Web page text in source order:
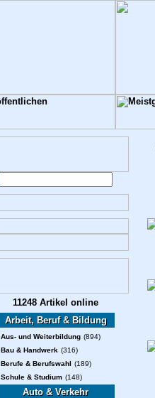
11248 Artikel online
Arbeit, Beruf & Bildung
Aus- und Weiterbildung (894)
Bau & Handwerk (316)
Berufe & Berufswahl (189)
Schule & Studium (148)
Auto & Verkehr